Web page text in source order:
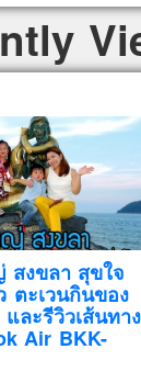
สงขลา สุขใจ
ตะเวนกินของ
ละรีวิวเส้นทาง
Air BKK-